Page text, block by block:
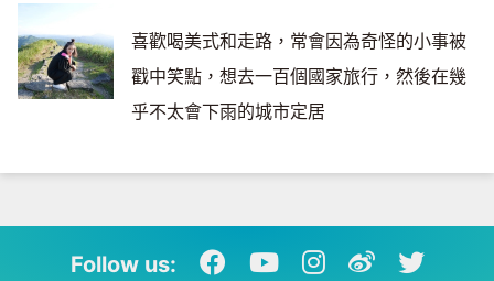
喜歡喝美式和走路，常會因為奇怪的小事被
戳中笑點，想去一百個國家旅行，然後在幾
乎不太會下雨的城市定居
Follow us: